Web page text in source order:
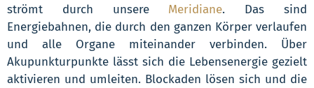
strömt durch unsere Meridiane. Das sind
Energiebahnen, die durch den ganzen Körper verlaufen
und alle Organe miteinander verbinden. Über
Akupunkturpunkte lässt sich die Lebensenergie gezielt
aktivieren und umleiten. Blockaden lösen sich und die